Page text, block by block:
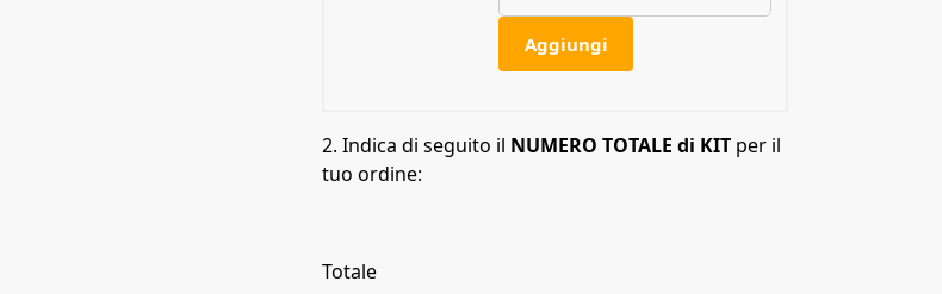
Aggiungi
2. Indica di seguito il NUMERO TOTALE di KIT per il
tuo ordine:
Totale